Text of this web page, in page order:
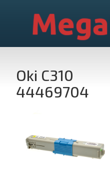
Mega
Oki C310
44469704